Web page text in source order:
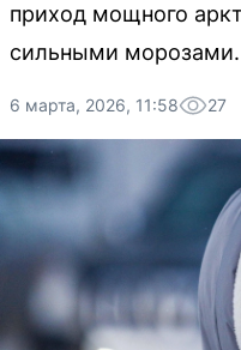
приход мощного
сильными морозами.
6 марта, 2026, 11:58 27